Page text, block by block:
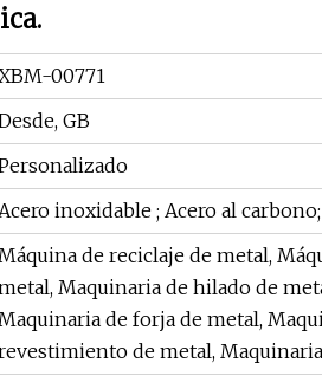
00771
GB
inoxidable ; Acero al
de reciclaje de metal,
Maquinaria de hilado de
de forja de metal,
de metal,